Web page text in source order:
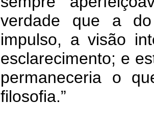
verdade que a
impulso, a visão
esclarecimento; e
permaneceria o
filosofia.”